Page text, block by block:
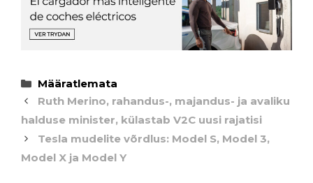
Categories
Määratlemata
Ruth Merino, rahandus-, majandus- ja avaliku
halduse minister, külastab V2C uusi rajatisi
Tesla mudelite võrdlus: Model S, Model 3,
Model X ja Model Y